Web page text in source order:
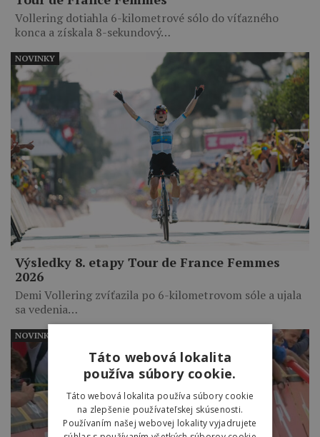
Vollering dotiahla 6-kilometrové sólo do víťazného
konca a získala 8-sekundový…
Výsledky 8. etapy Tour de France Femmes
2026
Demi Vollering zvíťazila po 6-kilometrovom sóle a ujala
sa vedenia…
NOVINKY
NOVINKY
Táto webová lokalita
používa súbory cookie.
Táto webová lokalita používa súbory cookie
na zlepšenie používateľskej skúsenosti.
Používaním našej webovej lokality vyjadrujete